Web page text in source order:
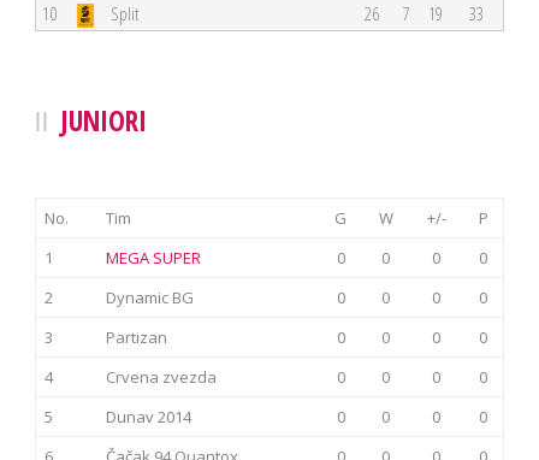
10
Split 26 7 19 33
JUNIORI
No. Tim G W +/-
P
1
MEGA SUPER 0 0 0
0
2
Dynamic BG 0 0 0
0
3
Partizan 0 0 0
0
4
Crvena zvezda 0 0 0
0
5
Dunav 2014 0 0 0
0